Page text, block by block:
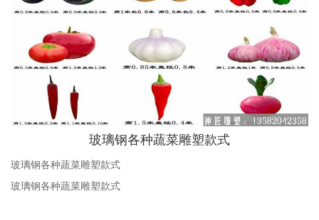
玻璃钢各种蔬菜雕塑款式
玻璃钢各种蔬菜雕塑款式
玻璃钢各种蔬菜雕塑款式